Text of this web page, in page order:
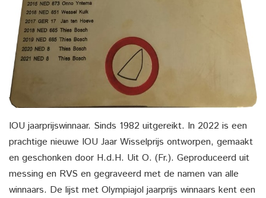
IOU jaarprijswinnaar. Sinds 1982 uitgereikt. In 2022 is een
prachtige nieuwe IOU Jaar Wisselprijs ontworpen, gemaakt
en geschonken door H.d.H. Uit O. (Fr.). Geproduceerd uit
messing en RVS en gegraveerd met de namen van alle
winnaars. De lijst met Olympiajol jaarprijs winnaars kent een